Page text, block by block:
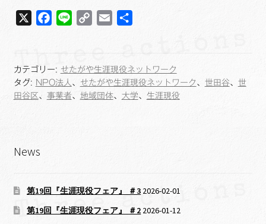
X
b
o
e
y
L
i
i
l
カテゴリー: せたがや生涯現役ネットワーク
タグ: NPO法人 、 せたがや生涯現役ネットワーク 、 世田谷、 世
田谷区、 事業者、 地域団体、 大学、 生涯現役
News
第19回『生涯現役フェア』 ＃3 2026-02-01
第19回『生涯現役フェア』 ＃2 2026-01-12